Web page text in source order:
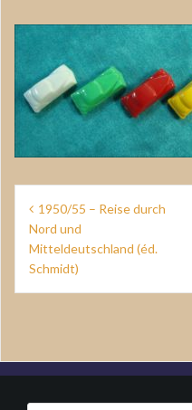
Navigation
de
l’article
1950/55 – Reise durch
Nord und
Mitteldeutschland (éd.
Schmidt)